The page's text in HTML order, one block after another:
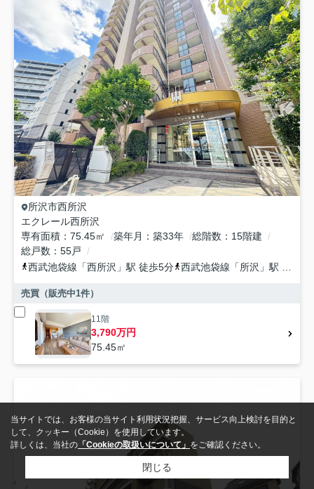
所沢市西所沢
エクレール西所沢
専有面積
75.45㎡ 築年月 築33年 総階数
15階建
総戸数
55戸
西武池袋線 「西所沢 」駅 徒歩5分 西武池袋線 「所沢 」駅 徒歩22分
売買（販売中1件）
11階
3,790万円
75.45㎡
当サイトでは、お客様の当サイト利用状況把握、サービス向上検討を目的と
して、クッキー（Cookie）を使用しています。
詳しくは、当社の 「Cookieの取扱いについて」 をご確認ください。
閉じる